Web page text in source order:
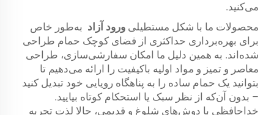
می‌کنید.
محصولات ما با شکل مستطیلی ورود آزاد به‌طور خاص
برای بهره‌برداری حداکثری از فضای کوچک حمام طراحی
شده‌اند. به همین دلیل ما امکان سفارشی‌سازی، طراحی
معاصر و تمیز و مواد اولیه باکیفیت را ارائه می‌دهیم تا
بتوانید یک حمام ساده را به پناهگاه رویایی خود تبدیل کنید
– بدون آن‌که از نظر سبک یا استحکام کوتاه بیایید.
خداحافظی با دوش‌های شلوغ و قدیمی، حالا لذت تجربه